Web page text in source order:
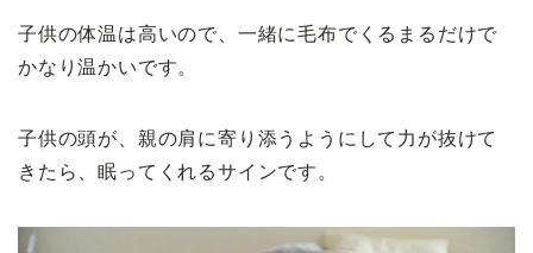
子供の体温は高いので、一緒に毛布でくるまるだけで
かなり温かいです。
子供の頭が、親の肩に寄り添うようにして力が抜けて
きたら、眠ってくれるサインです。